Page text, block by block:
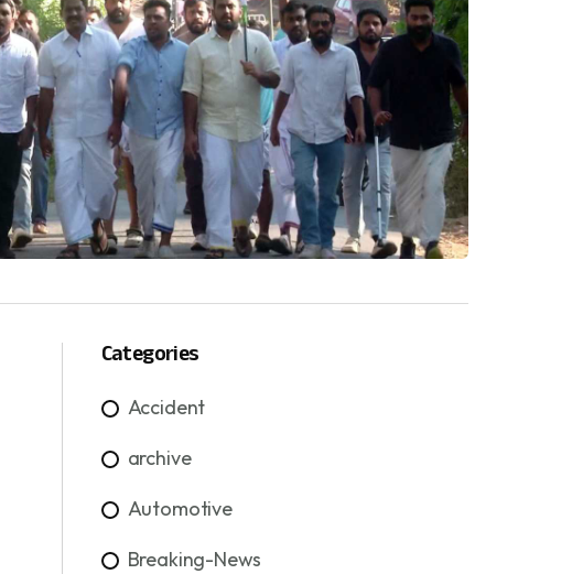
Categories
Accident
archive
Automotive
Breaking-News